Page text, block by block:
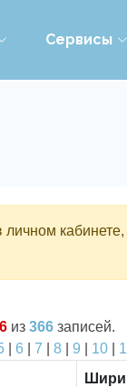
Сервисы
из 366 записей.
| 6 7 8| 9 10|